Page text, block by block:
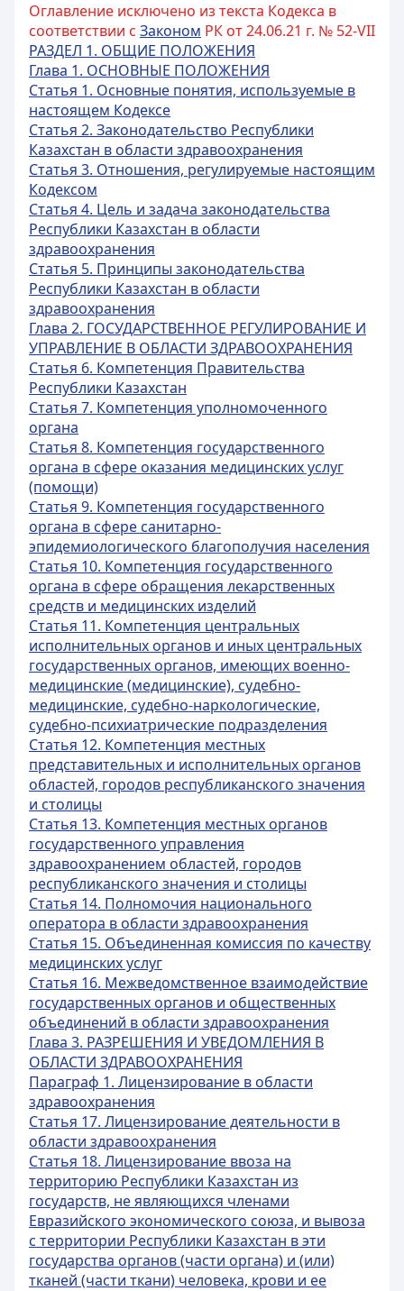
Оглавление исключено из текста Кодекса в
соответствии с Законом РК от 24.06.21 г. № 52-VII
РАЗДЕЛ 1. ОБЩИЕ ПОЛОЖЕНИЯ
Глава 1. ОСНОВНЫЕ ПОЛОЖЕНИЯ
Статья 1. Основные понятия, используемые в
настоящем Кодексе
Статья 2. Законодательство Республики
Казахстан в области здравоохранения
Статья 3. Отношения, регулируемые настоящим
Кодексом
Статья 4. Цель и задача законодательства
Республики Казахстан в области
здравоохранения
Статья 5. Принципы законодательства
Республики Казахстан в области
здравоохранения
Глава 2. ГОСУДАРСТВЕННОЕ РЕГУЛИРОВАНИЕ И
УПРАВЛЕНИЕ В ОБЛАСТИ ЗДРАВООХРАНЕНИЯ
Статья 6. Компетенция Правительства
Республики Казахстан
Статья 7. Компетенция уполномоченного
органа
Статья 8. Компетенция государственного
органа в сфере оказания медицинских услуг
(помощи)
Статья 9. Компетенция государственного
органа в сфере санитарно-
эпидемиологического благополучия населения
Статья 10. Компетенция государственного
органа в сфере обращения лекарственных
средств и медицинских изделий
Статья 11. Компетенция центральных
исполнительных органов и иных центральных
государственных органов, имеющих военно-
медицинские (медицинские), судебно-
медицинские, судебно-наркологические,
судебно-психиатрические подразделения
Статья 12. Компетенция местных
представительных и исполнительных органов
областей, городов республиканского значения
и столицы
Статья 13. Компетенция местных органов
государственного управления
здравоохранением областей, городов
республиканского значения и столицы
Статья 14. Полномочия национального
оператора в области здравоохранения
Статья 15. Объединенная комиссия по качеству
медицинских услуг
Статья 16. Межведомственное взаимодействие
государственных органов и общественных
объединений в области здравоохранения
Глава 3. РАЗРЕШЕНИЯ И УВЕДОМЛЕНИЯ В
ОБЛАСТИ ЗДРАВООХРАНЕНИЯ
Параграф 1. Лицензирование в области
здравоохранения
Статья 17. Лицензирование деятельности в
области здравоохранения
Статья 18. Лицензирование ввоза на
территорию Республики Казахстан из
государств, не являющихся членами
Евразийского экономического союза, и вывоза
с территории Республики Казахстан в эти
государства органов (части органа) и (или)
тканей (части ткани) человека, крови и ее